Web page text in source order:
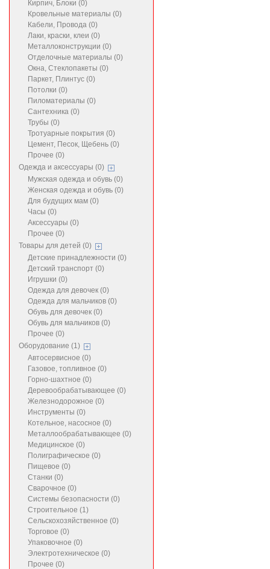
Кирпич, Блоки (0)
Кровельные материалы (0)
Кабели, Провода (0)
Лаки, краски, клеи (0)
Металлоконструкции (0)
Отделочные материалы (0)
Окна, Стеклопакеты (0)
Паркет, Плинтус (0)
Потолки (0)
Пиломатериалы (0)
Сантехника (0)
Трубы (0)
Тротуарные покрытия (0)
Цемент, Песок, Щебень (0)
Прочее (0)
Одежда и аксессуары (0)
Мужская одежда и обувь (0)
Женская одежда и обувь (0)
Для будущих мам (0)
Часы (0)
Аксессуары (0)
Прочее (0)
Товары для детей (0)
Детские принадлежности (0)
Детский транспорт (0)
Игрушки (0)
Одежда для девочек (0)
Одежда для мальчиков (0)
Обувь для девочек (0)
Обувь для мальчиков (0)
Прочее (0)
Оборудование (1)
Автосервисное (0)
Газовое, топливное (0)
Горно-шахтное (0)
Деревообрабатывающее (0)
Железнодорожное (0)
Инструменты (0)
Котельное, насосное (0)
Металлообрабатывающее (0)
Медицинское (0)
Полиграфическое (0)
Пищевое (0)
Станки (0)
Сварочное (0)
Системы безопасности (0)
Строительное (1)
Сельскохозяйственное (0)
Торговое (0)
Упаковочное (0)
Электротехническое (0)
Прочее (0)